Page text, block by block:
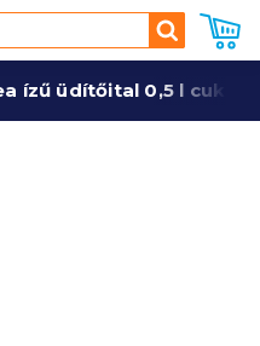
Keresés
ízű üdítőital 0,5 l